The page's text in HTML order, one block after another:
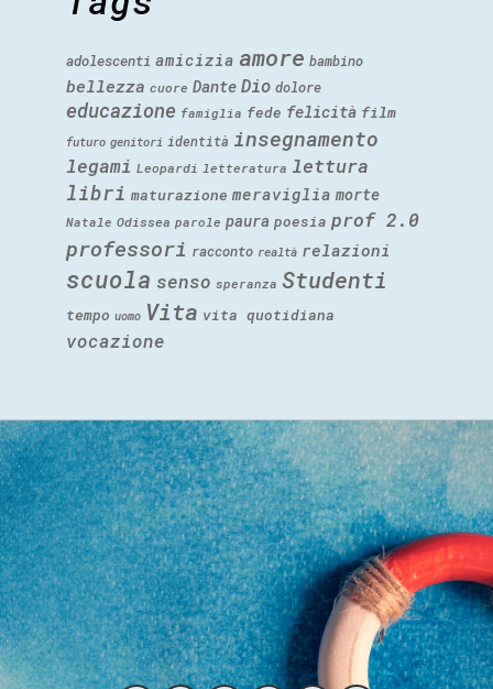
adolescenti amicizia amore bambino
bellezza cuore Dante Dio dolore
educazione famiglia fede felicità film
futuro genitori identità insegnamento
legami Leopardi letteratura lettura
libri maturazione meraviglia morte
Natale Odissea parole paura poesia prof 2.0
professori racconto realtà relazioni
scuola senso speranza Studenti
tempo uomo Vita vita quotidiana
vocazione